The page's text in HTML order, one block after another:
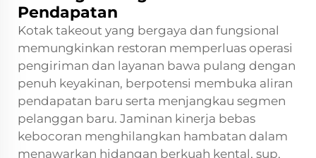
Pendapatan
Kotak takeout yang bergaya dan fungsional
memungkinkan restoran memperluas operasi
pengiriman dan layanan bawa pulang dengan
penuh keyakinan, berpotensi membuka aliran
pendapatan baru serta menjangkau segmen
pelanggan baru. Jaminan kinerja bebas
kebocoran menghilangkan hambatan dalam
menawarkan hidangan berkuah kental, sup,